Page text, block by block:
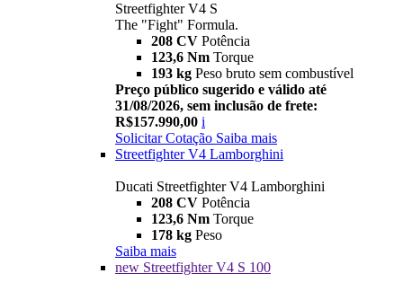
Streetfighter V4 S
The "Fight" Formula.
208 CV Potência
123,6 Nm Torque
193 kg Peso bruto sem combustível
Preço público sugerido e válido até
31/08/2026, sem inclusão de frete:
R$157.990,00 i
Solicitar Cotação Saiba mais
Streetfighter V4 Lamborghini
Ducati Streetfighter V4 Lamborghini
208 CV Potência
123,6 Nm Torque
178 kg Peso
Saiba mais
new Streetfighter V4 S 100